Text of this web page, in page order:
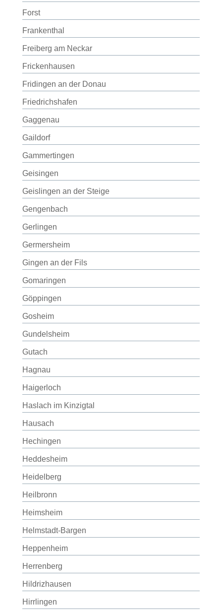
Forst
Frankenthal
Freiberg am Neckar
Frickenhausen
Fridingen an der Donau
Friedrichshafen
Gaggenau
Gaildorf
Gammertingen
Geisingen
Geislingen an der Steige
Gengenbach
Gerlingen
Germersheim
Gingen an der Fils
Gomaringen
Göppingen
Gosheim
Gundelsheim
Gutach
Hagnau
Haigerloch
Haslach im Kinzigtal
Hausach
Hechingen
Heddesheim
Heidelberg
Heilbronn
Heimsheim
Helmstadt-Bargen
Heppenheim
Herrenberg
Hildrizhausen
Hirrlingen